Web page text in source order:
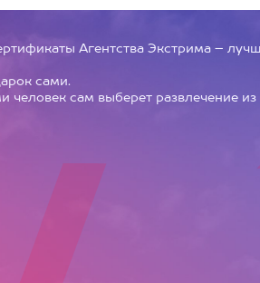
Агентства Экстрима –
сами.
человек сам выберет развлечение из